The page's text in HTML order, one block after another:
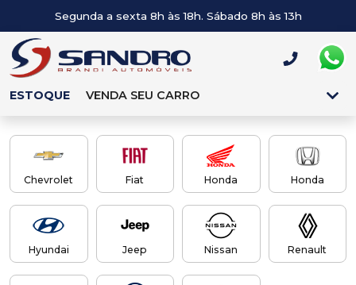
Segunda a sexta 8h às 18h. Sábado 8h às 13h
ESTOQUE VENDA SEU CARRO
Chevrolet Fiat Honda Honda
Hyundai Jeep Nissan Renault